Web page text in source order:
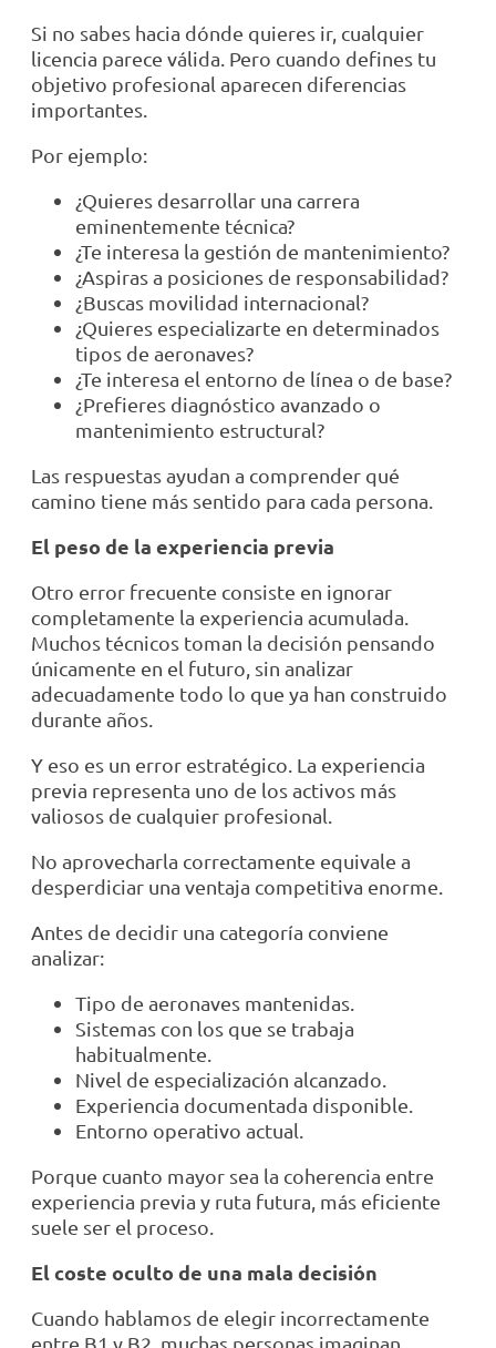
Si no sabes hacia dónde quieres ir, cualquier
licencia parece válida. Pero cuando defines tu
objetivo profesional aparecen diferencias
importantes.
Por ejemplo:
¿Quieres desarrollar una carrera
eminentemente técnica?
¿Te interesa la gestión de mantenimiento?
¿Aspiras a posiciones de responsabilidad?
¿Buscas movilidad internacional?
¿Quieres especializarte en determinados
tipos de aeronaves?
¿Te interesa el entorno de línea o de base?
¿Prefieres diagnóstico avanzado o
mantenimiento estructural?
Las respuestas ayudan a comprender qué
camino tiene más sentido para cada persona.
El peso de la experiencia previa
Otro error frecuente consiste en ignorar
completamente la experiencia acumulada.
Muchos técnicos toman la decisión pensando
únicamente en el futuro, sin analizar
adecuadamente todo lo que ya han construido
durante años.
Y eso es un error estratégico. La experiencia
previa representa uno de los activos más
valiosos de cualquier profesional.
No aprovecharla correctamente equivale a
desperdiciar una ventaja competitiva enorme.
Antes de decidir una categoría conviene
analizar:
Tipo de aeronaves mantenidas.
Sistemas con los que se trabaja
habitualmente.
Nivel de especialización alcanzado.
Experiencia documentada disponible.
Entorno operativo actual.
Porque cuanto mayor sea la coherencia entre
experiencia previa y ruta futura, más eficiente
suele ser el proceso.
El coste oculto de una mala decisión
Cuando hablamos de elegir incorrectamente
entre B1 y B2, muchas personas imaginan